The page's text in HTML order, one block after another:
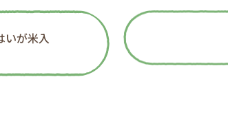
いが米入